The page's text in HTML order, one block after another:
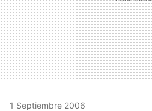
1 Septiembre 2006